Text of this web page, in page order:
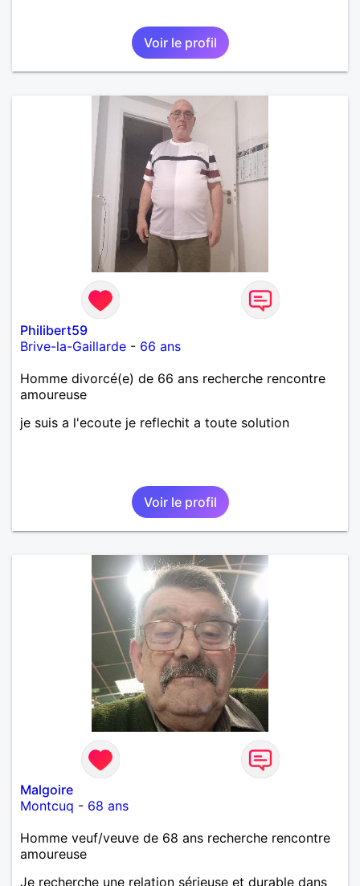
Voir le profil
Philibert59
Brive-la-Gaillarde - 66 ans
Homme divorcé(e) de 66 ans recherche rencontre
amoureuse
je suis a l'ecoute je reflechit a toute solution
Voir le profil
Malgoire
Montcuq - 68 ans
Homme veuf/veuve de 68 ans recherche rencontre
amoureuse
Je recherche une relation sérieuse et durable dans